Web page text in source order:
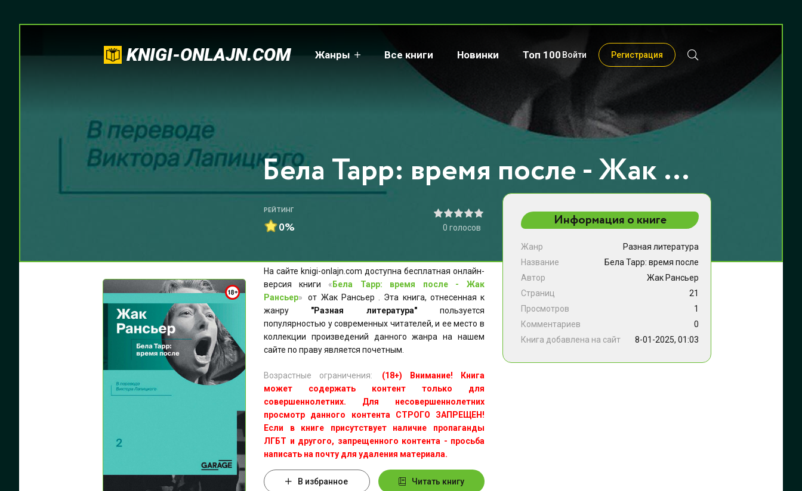
KNIGI-ONLAJN.COM Жанры Все книги Новинки Топ 100 Войти Регистрация
Бела Тарр: время после - Жак Рансьер
РЕЙТИНГ
0% 0 голосов
На сайте knigi-onlajn.com доступна бесплатная онлайн-
версия книги « Бела Тарр: время после - Жак
Рансьер»
от Жак Рансьер . Эта книга, отнесенная к
жанру "Разная литература" пользуется
популярностью у современных читателей, и ее место в
коллекции произведений данного жанра на нашем
сайте по праву является почетным.
Возрастные ограничения:
(18+) Внимание! Книга
может содержать контент только для
совершеннолетних. Для несовершеннолетних
просмотр данного контента СТРОГО ЗАПРЕЩЕН!
Если в книге присутствует наличие пропаганды
ЛГБТ и другого, запрещенного контента - просьба
написать на почту для удаления материала.
В избранное Читать книгу
Информация о книге
Жанр
Разная литература
Название
Бела Тарр: время после
Автор
Жак Рансьер
Страниц
21
Просмотров
1
Комментариев
0
Книга добавлена на сайт
8-01-2025, 01:03